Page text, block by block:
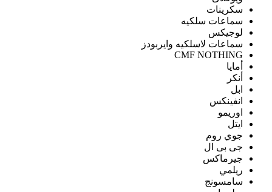
سكرينات
سماعات سلكيه
لوجيكس
سماعات لاسلكيه وايربودز
CMF NOTHING
أمايا
أنكر
ابل
انفينكس
اوريمو
ايتل
جوي روم
جى بى ال
جيرماكس
ريلمي
سامسونج